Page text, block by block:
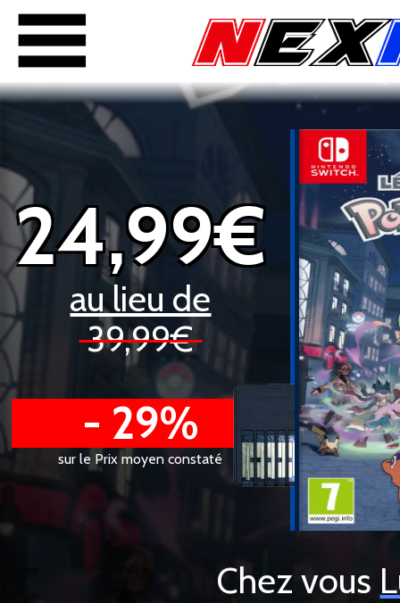
24,99€
au lieu de
39,99€
- 29%
sur le Prix moyen constaté
Chez vous